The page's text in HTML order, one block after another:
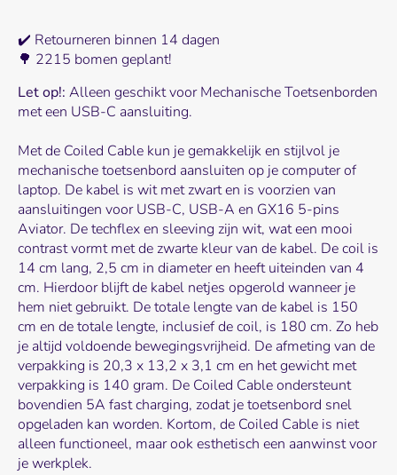
✔️ Retourneren binnen 14 dagen
🌳 2215 bomen geplant!
Let op!: Alleen geschikt voor Mechanische Toetsenborden
met een USB-C aansluiting.
Met de Coiled Cable kun je gemakkelijk en stijlvol je
mechanische toetsenbord aansluiten op je computer of
laptop. De kabel is wit met zwart en is voorzien van
aansluitingen voor USB-C, USB-A en GX16 5-pins
Aviator. De techflex en sleeving zijn wit, wat een mooi
contrast vormt met de zwarte kleur van de kabel. De coil is
14 cm lang, 2,5 cm in diameter en heeft uiteinden van 4
cm. Hierdoor blijft de kabel netjes opgerold wanneer je
hem niet gebruikt. De totale lengte van de kabel is 150
cm en de totale lengte, inclusief de coil, is 180 cm. Zo heb
je altijd voldoende bewegingsvrijheid. De afmeting van de
verpakking is 20,3 x 13,2 x 3,1 cm en het gewicht met
verpakking is 140 gram. De Coiled Cable ondersteunt
bovendien 5A fast charging, zodat je toetsenbord snel
opgeladen kan worden. Kortom, de Coiled Cable is niet
alleen functioneel, maar ook esthetisch een aanwinst voor
je werkplek.